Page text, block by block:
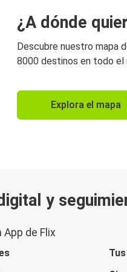
¿A dónde
Descubre nuestro mapa
8000 destinos en todo el
Explora el mapa
y
App de Flix